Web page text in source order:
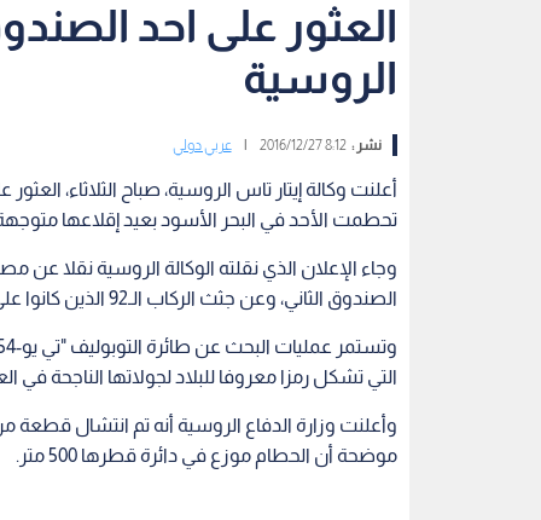
العثور على احد
الروسية
نشر :8:12 2016/12/27 عربي دولي
أعلنت وكالة إيتار تاس الروسية، صباح الثلاثاء،
تحطمت الأحد في البحر الأسود بعيد إقلاعها
وجاء الإعلان الذي نقلته الوكالة الروسية نقلا
الصندوق الثاني، وعن جثث الركاب الـ92 الذين كانوا على متنها.
التي تشكل رمزا معروفا للبلاد لجولاتها الناجحة في
موضحة أن الحطام موزع في دائرة قطرها 500 متر.